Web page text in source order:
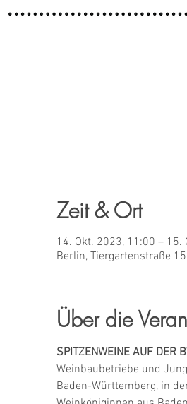
Zeit & Ort
14. Okt. 2023, 11:00 – 15.
Berlin, Tiergartenstraße
Über die
SPITZENWEINE AUF DER
Weinbaubetriebe und
Baden-Württemberg, in